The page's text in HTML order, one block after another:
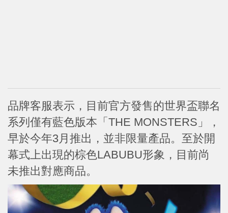
品牌客服表示，目前官方發售的世界盃聯名
系列僅有藍色版本「THE MONSTERS」，
早於今年3月推出，並非限量產品。至於開
幕式上出現的棕色LABUBU形象，目前尚
未推出對應商品。